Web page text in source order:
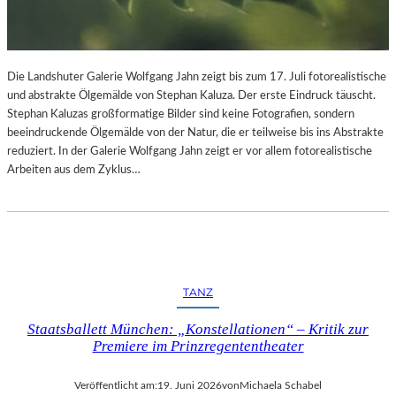
Die Landshuter Galerie Wolfgang Jahn zeigt bis zum 17. Juli fotorealistische
und abstrakte Ölgemälde von Stephan Kaluza. Der erste Eindruck täuscht.
Stephan Kaluzas großformatige Bilder sind keine Fotografien, sondern
beeindruckende Ölgemälde von der Natur, die er teilweise bis ins Abstrakte
reduziert. In der Galerie Wolfgang Jahn zeigt er vor allem fotorealistische
Arbeiten aus dem Zyklus…
TANZ
Staatsballett München: „Konstellationen“ – Kritik zur
Premiere im Prinzregententheater
Veröffentlicht am:19. Juni 2026vonMichaela Schabel